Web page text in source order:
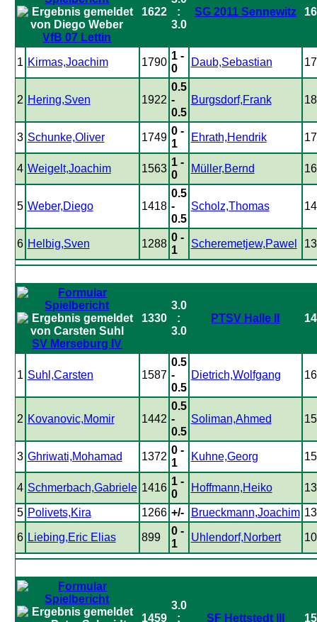
VfB 07 Lettin
1622
:
3.0
SG 2011 Sennewitz
1 Kirmas,Joachim 1790
1 -
0
Daub,Sebastian
2 Hering,Sven 1922
0.5
-
0.5
Burgsdorf,Frank
3 Schunke,Oliver 1749
0 -
1
Ehrath,Hendrik
4 Weigelt,Joachim 1563
1 -
0
Müller,Bernd
5 Weber,Diego 1418
0.5
-
0.5
Scholz,Thomas
6 Helbig,Sven 1288
0 -
1
Scheremetjew,Pawel
SV Merseburg IV
1330
3.0
:
3.0
PTSV Halle II
1 Suhl,Carsten 1587
0.5
-
0.5
Dietrich,Wolfgang
2 Kovanovic,Momir 1442
0.5
-
0.5
Soliman,Ahmed
3 Ghriwati,Mohamad 1372
0 -
1
Kuhne,Georg
4 Schmerbach,Gabriele 1416
1 -
0
Hoffmann,Heiko
5 Polivets,Kira 1266 +/- Brueckmann,Joachim
6 Liebing,Eric Elias 899
0 -
1
Uhlendorf,Norbert
1459
3.0
:
SF Hettstedt III